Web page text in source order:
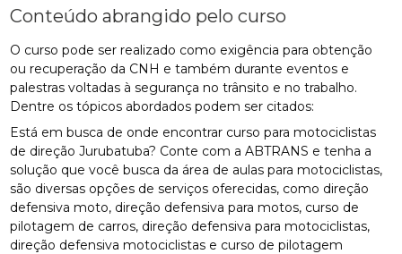
Conteúdo abrangido pelo curso
O curso pode ser realizado como exigência para obtenção
ou recuperação da CNH e também durante eventos e
palestras voltadas à segurança no trânsito e no trabalho.
Dentre os tópicos abordados podem ser citados:
Está em busca de onde encontrar curso para motociclistas
de direção Jurubatuba? Conte com a ABTRANS e tenha a
solução que você busca da área de aulas para motociclistas,
são diversas opções de serviços oferecidas, como direção
defensiva moto, direção defensiva para motos, curso de
pilotagem de carros, direção defensiva para motociclistas,
direção defensiva motociclistas e curso de pilotagem